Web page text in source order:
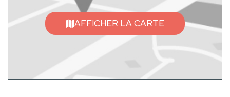
AFFICHER LA CARTE